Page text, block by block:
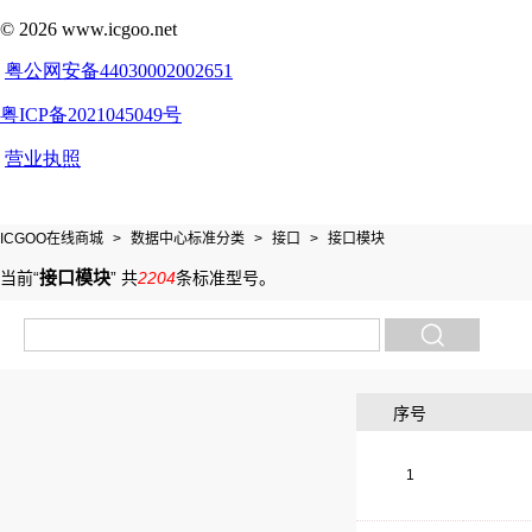
ICGOO在线商城 > 数据中心标准分类 > 接口 > 接口模块
当前“接口模块” 共2204条标准型号。
序号
1